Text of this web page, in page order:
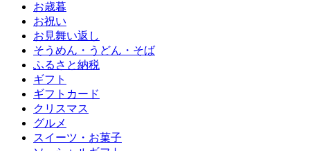
お歳暮
お祝い
お見舞い返し
そうめん・うどん・そば
ふるさと納税
ギフト
ギフトカード
クリスマス
グルメ
スイーツ・お菓子